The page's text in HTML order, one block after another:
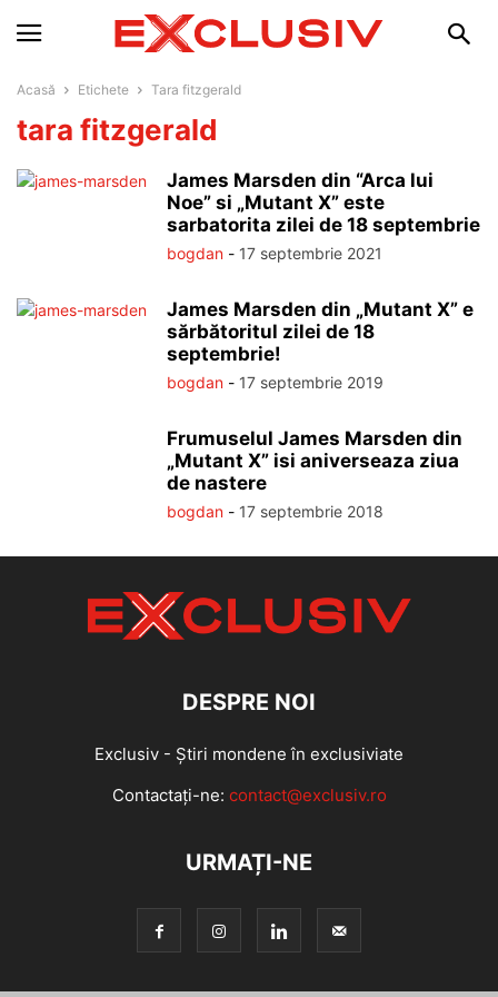
Acasă Etichete Tara fitzgerald
tara fitzgerald
James Marsden din “Arca lui
Noe” si „Mutant X” este
sarbatorita zilei de 18 septembrie
bogdan - 17 septembrie 2021
James Marsden din „Mutant X” e
sărbătoritul zilei de 18
septembrie!
bogdan - 17 septembrie 2019
Frumuselul James Marsden din
„Mutant X” isi aniverseaza ziua
de nastere
bogdan - 17 septembrie 2018
DESPRE NOI
Exclusiv - Știri mondene în exclusiviate
Contactați-ne: contact@exclusiv.ro
URMAȚI-NE